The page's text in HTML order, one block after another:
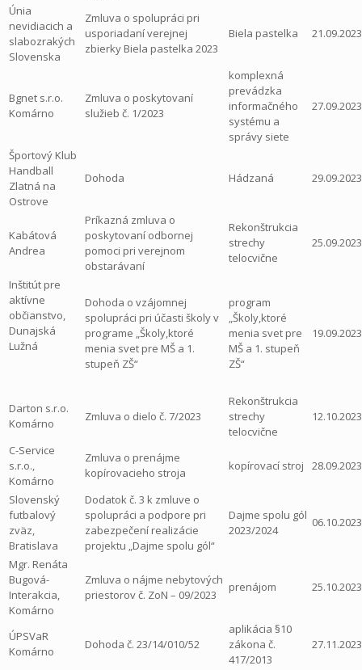
Únia
nevidiacich a
slabozrakých
Slovenska
Zmluva o spolupráci pri
usporiadaní verejnej
zbierky Biela pastelka 2023
Biela pastelka 21.09.2023
Bgnet s.r.o.
Komárno
Zmluva o poskytovaní
služieb č. 1/2023
komplexná
prevádzka
informačného
systému a
správy siete
27.09.2023
Športový Klub
Handball
Zlatná na
Ostrove
Dohoda Hádzaná 29.09.2023
Kabátová
Andrea
Príkazná zmluva o
poskytovaní odbornej
pomoci pri verejnom
obstarávaní
Rekonštrukcia
strechy
telocvične
25.09.2023
Inštitút pre
aktívne
občianstvo,
Dunajská
Lužná
Dohoda o vzájomnej
spolupráci pri účasti školy v
programe „Školy,ktoré
menia svet pre MŠ a 1.
stupeň ZŠ“
program
„Školy,ktoré
menia svet pre
MŠ a 1. stupeň
ZŠ“
19.09.2023
Darton s.r.o.
Komárno
Zmluva o dielo č. 7/2023
Rekonštrukcia
strechy
telocvične
12.10.2023
C-Service
s.r.o.,
Komárno
Zmluva o prenájme
kopírovacieho stroja
kopírovací stroj 28.09.2023
Slovenský
futbalový
zväz,
Bratislava
Dodatok č. 3 k zmluve o
spolupráci a podpore pri
zabezpečení realizácie
projektu „Dajme spolu gól“
Dajme spolu gól
2023/2024
06.10.2023
Mgr. Renáta
Bugová-
Interakcia,
Komárno
Zmluva o nájme nebytových
priestorov č. ZoN – 09/2023
prenájom 25.10.2023
ÚPSVaR
Komárno
Dohoda č. 23/14/010/52
aplikácia §10
zákona č.
417/2013
27.11.2023